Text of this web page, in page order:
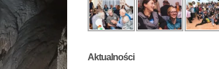
Aktualności